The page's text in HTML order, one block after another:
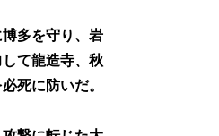
多を守り、岩
て龍造寺、秋
死に防いだ。